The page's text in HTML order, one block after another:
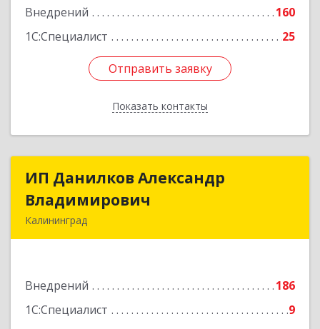
Внедрений
160
1С:Специалист
25
Отправить заявку
Показать контакты
Подробнее
Отправить заявку
Назад
ИП Данилков Александр
Владимирович
Калининград
Внедрений
186
1С:Специалист
9
ИП Данилков Александр
Подробнее